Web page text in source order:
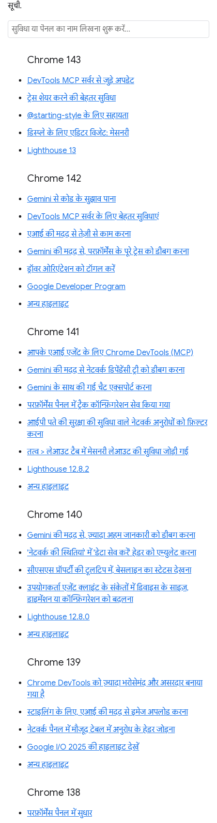
सूची.
Chrome 143
DevTools MCP सर्वर से जुड़े अपडेट
ट्रेस शेयर करने की बेहतर सुविधा
@starting-style के लिए सहायता
डिस्प्ले के लिए एडिटर विजेट: मेसनरी
Lighthouse 13
Chrome 142
Gemini से कोड के सुझाव पाना
DevTools MCP सर्वर के लिए बेहतर सुविधाएं
एआई की मदद से तेज़ी से काम करना
Gemini की मदद से, परफ़ॉर्मेंस के पूरे ट्रेस को डीबग करना
ड्रॉवर ओरिएंटेशन को टॉगल करें
Google Developer Program
अन्य हाइलाइट
Chrome 141
आपके एआई एजेंट के लिए Chrome DevTools (MCP)
Gemini की मदद से नेटवर्क डिपेंडेंसी ट्री को डीबग करना
Gemini के साथ की गई चैट एक्सपोर्ट करना
परफ़ॉर्मेंस पैनल में ट्रैक कॉन्फ़िगरेशन सेव किया गया
आईपी पते की सुरक्षा की सुविधा वाले नेटवर्क अनुरोधों को फ़िल्टर
करना
तत्व > लेआउट टैब में मेसनरी लेआउट की सुविधा जोड़ी गई
Lighthouse 12.8.2
अन्य हाइलाइट
Chrome 140
Gemini की मदद से, ज़्यादा अहम जानकारी को डीबग करना
'नेटवर्क की स्थितियां' में 'डेटा सेव करें' हेडर को एम्युलेट करना
सीएसएस प्रॉपर्टी की टूलटिप में, बेसलाइन का स्टेटस देखना
उपयोगकर्ता एजेंट क्लाइंट के संकेतों में डिवाइस के साइज़,
डाइमेंशन या कॉन्फ़िगरेशन को बदलना
Lighthouse 12.8.0
अन्य हाइलाइट
Chrome 139
Chrome DevTools को ज़्यादा भरोसेमंद और असरदार बनाया
गया है
स्टाइलिंग के लिए, एआई की मदद से इमेज अपलोड करना
नेटवर्क पैनल में मौजूद टेबल में अनुरोध के हेडर जोड़ना
Google I/O 2025 की हाइलाइट देखें
अन्य हाइलाइट
Chrome 138
परफ़ॉर्मेंस पैनल में सुधार